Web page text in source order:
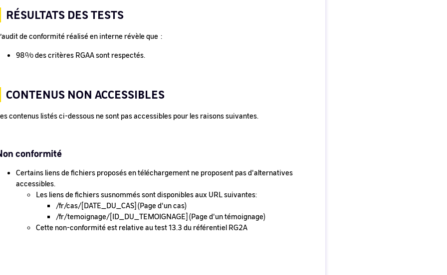
RÉSULTATS DES TESTS
de conformité réalisé en interne révèle que :
98% des critères RGAA sont respectés.
CONTENUS NON ACCESSIBLES
contenus listés ci-dessous ne sont pas accessibles pour les raisons suivantes.
conformité
Certains liens de fichiers proposés en téléchargement ne proposent pas d'alternatives
accessibles.
Les liens de fichiers susnommés sont disponibles aux URL suivantes:
/fr/cas/[DATE_DU_CAS] (Page d'un cas)
/fr/temoignage/[ID_DU_TEMOIGNAGE] (Page d'un témoignage)
Cette non-conformité est relative au test 13.3 du référentiel RG2A